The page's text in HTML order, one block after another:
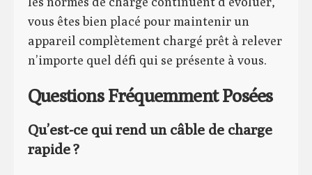
vous êtes bien placé pour maintenir un
appareil complètement chargé prêt à relever
n’importe quel défi qui se présente à vous.
Questions Fréquemment Posées
Qu’est-ce qui rend un câble de charge
rapide ?